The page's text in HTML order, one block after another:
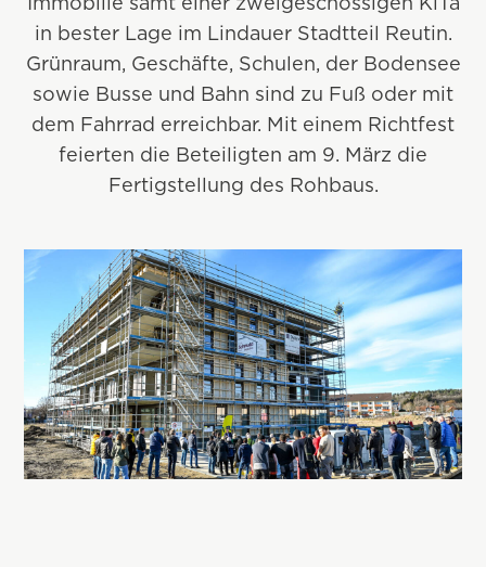
in bester Lage im Lindauer Stadtteil Reutin.
Grünraum, Geschäfte, Schulen, der Bodensee
sowie Busse und Bahn sind zu Fuß oder mit
dem Fahrrad erreichbar. Mit einem Richtfest
feierten die Beteiligten am 9. März die
Fertigstellung des Rohbaus.